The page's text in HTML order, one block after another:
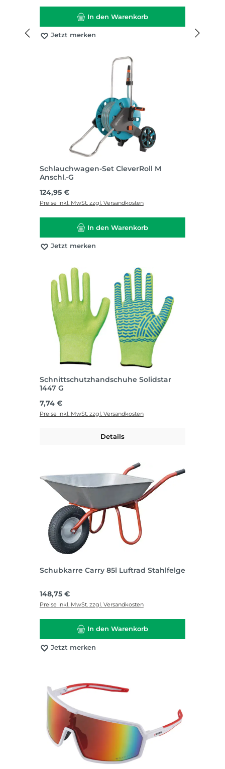
In den Warenkorb
Jetzt merken
Schlauchwagen-Set CleverRoll M
Anschl.-G
Regulärer Preis:
124,95 €
Preise inkl. MwSt. zzgl. Versandkosten
In den Warenkorb
Jetzt merken
Schnittschutzhandschuhe Solidstar
1447 G
Regulärer Preis:
7,74 €
Preise inkl. MwSt. zzgl. Versandkosten
Details
Schubkarre Carry 85l Luftrad Stahlfelge
Regulärer Preis:
148,75 €
Preise inkl. MwSt. zzgl. Versandkosten
In den Warenkorb
Jetzt merken